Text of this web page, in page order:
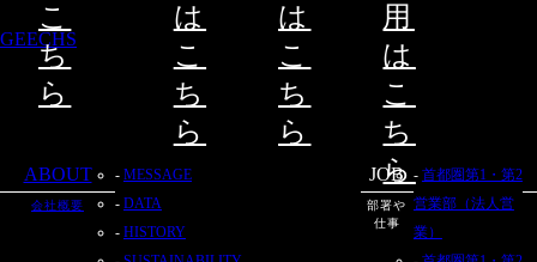
こ
ち
ら
は
こ
ち
ら
は
こ
ち
ら
用
は
こ
ち
ら
GEECHS
ABOUT
会社概要
MESSAGE
DATA
HISTORY
JOB
部署や
仕事
首都圏第1・第2
営業部（法人営
業）